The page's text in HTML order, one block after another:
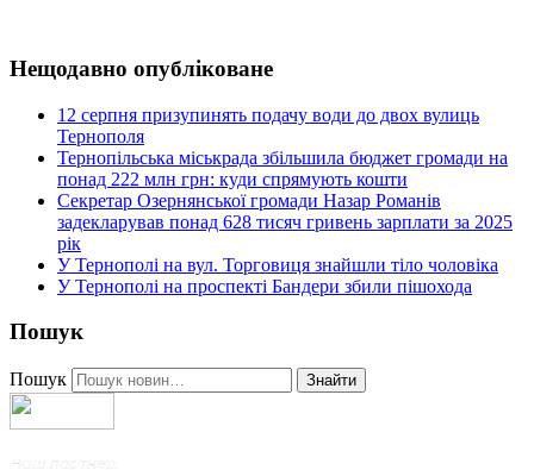
Нещодавно опубліковане
12 серпня призупинять подачу води до двох вулиць
Тернополя
Тернопільська міськрада збільшила бюджет громади на
понад 222 млн грн: куди спрямують кошти
Секретар Озернянської громади Назар Романів
задекларував понад 628 тисяч гривень зарплати за 2025
рік
У Тернополі на вул. Торговиця знайшли тіло чоловіка
У Тернополі на проспекті Бандери збили пішохода
Пошук
Пошук Знайти